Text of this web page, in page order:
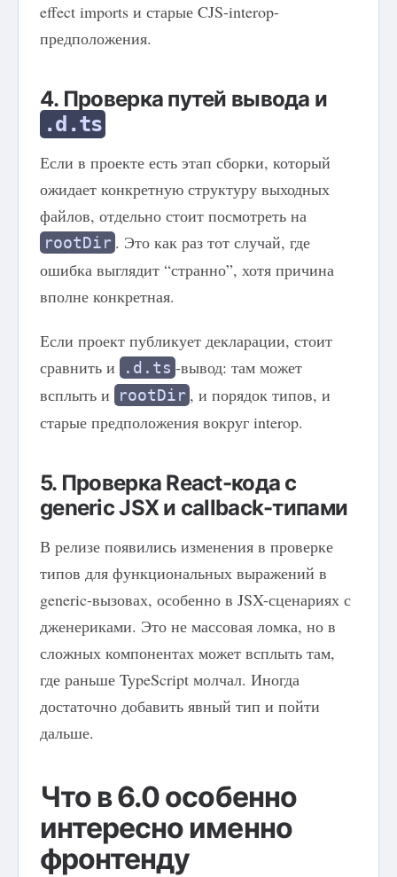
effect imports и старые CJS-interop-
предположения.
4. Проверка путей вывода и
.d.ts
Если в проекте есть этап сборки, который
ожидает конкретную структуру выходных
файлов, отдельно стоит посмотреть на
rootDir . Это как раз тот случай, где
ошибка выглядит “странно”, хотя причина
вполне конкретная.
Если проект публикует декларации, стоит
сравнить и
.d.ts -вывод: там может
всплыть и
rootDir , и порядок типов, и
старые предположения вокруг interop.
5. Проверка React-кода с
generic JSX и callback-типами
В релизе появились изменения в проверке
типов для функциональных выражений в
generic-вызовах, особенно в JSX-сценариях с
дженериками. Это не массовая ломка, но в
сложных компонентах может всплыть там,
где раньше TypeScript молчал. Иногда
достаточно добавить явный тип и пойти
дальше.
Что в 6.0 особенно
интересно именно
фронтенду